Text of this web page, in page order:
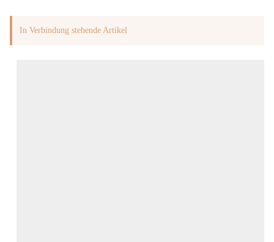
In Verbindung stehende Artikel